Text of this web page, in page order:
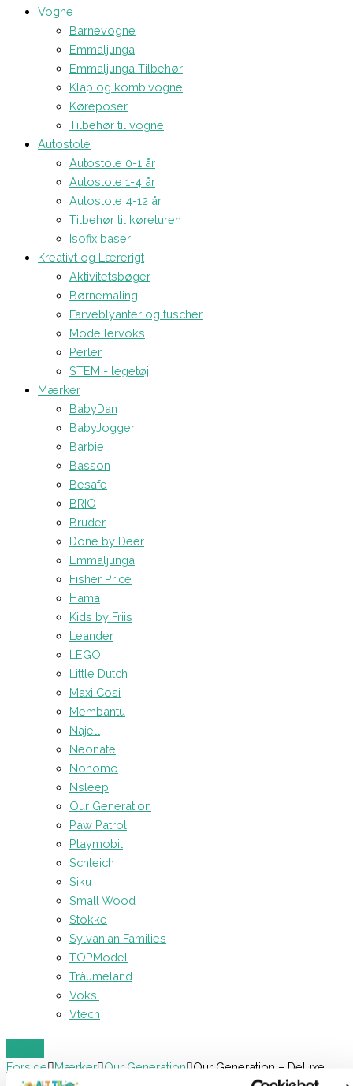
Vogne
Barnevogne
Emmaljunga
Emmaljunga Tilbehør
Klap og kombivogne
Køreposer
Tilbehør til vogne
Autostole
Autostole 0-1 år
Autostole 1-4 år
Autostole 4-12 år
Tilbehør til køreturen
Isofix baser
Kreativt og Lærerigt
Aktivitetsbøger
Børnemaling
Farveblyanter og tuscher
Modellervoks
Perler
STEM - legetøj
Mærker
BabyDan
BabyJogger
Barbie
Basson
Besafe
BRIO
Bruder
Done by Deer
Emmaljunga
Fisher Price
Hama
Kids by Friis
Leander
LEGO
Little Dutch
Maxi Cosi
Membantu
Najell
Neonate
Nonomo
Nsleep
Our Generation
Paw Patrol
Playmobil
Schleich
Siku
Small Wood
Stokke
Sylvanian Families
TOPModel
Träumeland
Voksi
Vtech
Forside Mærker Our Generation
Our Generation – Deluxe